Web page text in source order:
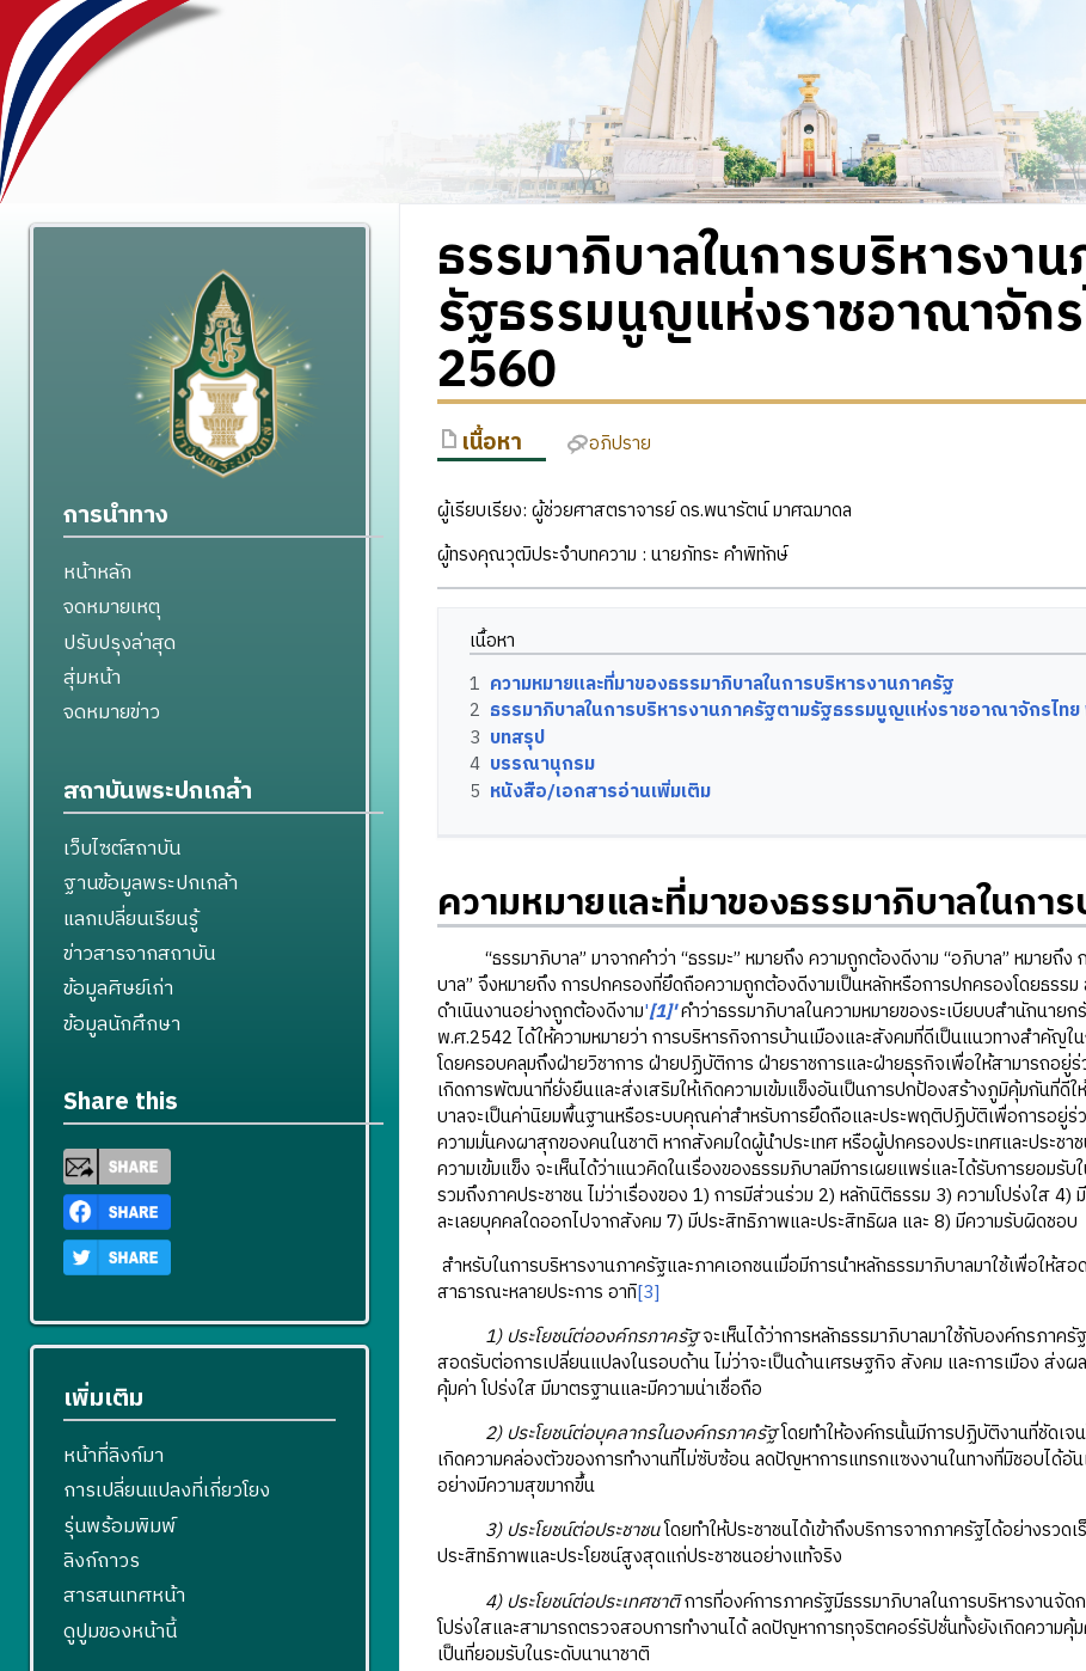
ธรรมาภิบาลในการบริหารงา
รัฐธรรมนูญแห่งราชอาณาจัก
2560
เนื้อหา อภิปราย
ผู้เรียบเรียง: ผู้ช่วยศาสตราจารย์ ดร.พนารัตน์ มาศฉมาดล
ผู้ทรงคุณวุฒิประจำบทความ : นายภัทระ คำพิทักษ์
เนื้อหา
1 ความหมายและที่มาของธรรมาภิบาลในการบริหารงานภาครัฐ
2 ธรรมาภิบาลในการบริหารงานภาครัฐตามรัฐธรรมนูญแห่งราชอาณาจักรไท
3 บทสรุป
4 บรรณานุกรม
5 หนังสือ/เอกสารอ่านเพิ่มเติม
ความหมายและที่มาของธรรมาภิบาลในกา
“ธรรมาภิบาล” มาจากคำว่า “ธรรมะ” หมายถึง ความถูกต้องดีงาม “อภิบาล” หมายถึง
บาล” จึงหมายถึง การปกครองที่ยึดถือความถูกต้องดีงามเป็นหลักหรือการปกครองโดยธรร
ดำเนินงานอย่างถูกต้องดีงาม'[1]'คำว่าธรรมาภิบาลในความหมายของระเบียบบสำนักนาย
พ.ศ.2542 ได้ให้ความหมายว่า การบริหารกิจการบ้านเมืองและสังคมที่ดีเป็นแนวทางสำคัญ
โดยครอบคลุมถึงฝ่ายวิชาการ ฝ่ายปฏิบัติการ ฝ่ายราชการและฝ่ายธุรกิจเพื่อให้สามารถอ
เกิดการพัฒนาที่ยั่งยืนและส่งเสริมให้เกิดความเข้มแข็งอันเป็นการปกป้องสร้างภูมิคุ้มกันที่ดีใ
บาลจะเป็นค่านิยมพื้นฐานหรือระบบคุณค่าสำหรับการยึดถือและประพฤติปฏิบัติเพื่อการอยู่
ความมั่นคงผาสุกของคนในชาติ หากสังคมใดผู้นำประเทศ หรือผู้ปกครองประเทศและประช
ความเข้มแข็ง จะเห็นได้ว่าแนวคิดในเรื่องของธรรมภิบาลมีการเผยแพร่และได้รับการยอมรั
รวมถึงภาคประชาชน ไม่ว่าเรื่องของ 1) การมีส่วนร่วม 2) หลักนิติธรรม 3) ความโปร่งใส
ละเลยบุคคลใดออกไปจากสังคม 7) มีประสิทธิภาพและประสิทธิผล และ 8) มีความรับผิดชอบ
สำหรับในการบริหารงานภาครัฐและภาคเอกชนเมื่อมีการนำหลักธรรมาภิบาลมาใช้เพื่อให้
สาธารณะหลายประการ อาทิ[3]
1) ประโยชน์ต่อองค์กรภาครัฐจะเห็นได้ว่าการหลักธรรมาภิบาลมาใช้กับองค์กรภาค
สอดรับต่อการเปลี่ยนแปลงในรอบด้าน ไม่ว่าจะเป็นด้านเศรษฐกิจ สังคม และการเมือง ส่ง
คุ้มค่า โปร่งใส มีมาตรฐานและมีความน่าเชื่อถือ
2) ประโยชน์ต่อบุคลากรในองค์กรภาครัฐโดยทำให้องค์กรนั้นมีการปฏิบัติงานที่ชัดเจ
เกิดความคล่องตัวของการทำงานที่ไม่ซับซ้อน ลดปัญหาการแทรกแซงงานในทางที่มิชอบได้
อย่างมีความสุขมากขึ้น
3) ประโยชน์ต่อประชาชนโดยทำให้ประชาชนได้เข้าถึงบริการจากภาครัฐได้อย่างรว
ประสิทธิภาพและประโยชน์สูงสุดแก่ประชาชนอย่างแท้จริง
4) ประโยชน์ต่อประเทศชาติการที่องค์การภาครัฐมีธรรมาภิบาลในการบริหารงานจัด
โปร่งใสและสามารถตรวจสอบการทำงานได้ ลดปัญหาการทุจริตคอร์รัปชั่นทั้งยังเกิดความ
เป็นที่ยอมรับในระดับนานาชาติ
การนำทาง
หน้าหลัก
จดหมายเหตุ
ปรับปรุงล่าสุด
สุ่มหน้า
จดหมายข่าว
สถาบันพระปกเกล้า
เว็บไซต์สถาบัน
ฐานข้อมูลพระปกเกล้า
แลกเปลี่ยนเรียนรู้
ข่าวสารจากสถาบัน
ข้อมูลศิษย์เก่า
ข้อมูลนักศึกษา
Share this
เพิ่มเติม
หน้าที่ลิงก์มา
การเปลี่ยนแปลงที่เกี่ยวโยง
รุ่นพร้อมพิมพ์
ลิงก์ถาวร
สารสนเทศหน้า
ดูปูมของหน้านี้